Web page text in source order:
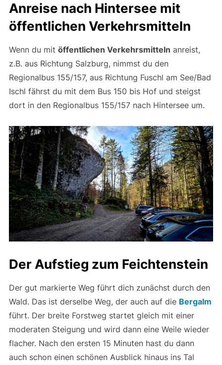
Anreise nach Hintersee mit
öffentlichen Verkehrsmitteln
Wenn du mit öffentlichen Verkehrsmitteln anreist,
z.B. aus Richtung Salzburg, nimmst du den
Regionalbus 155/157, aus Richtung Fuschl am See/Bad
Ischl fährst du mit dem Bus 150 bis Hof und steigst
dort in den Regionalbus 155/157 nach Hintersee um.
Der Aufstieg zum Feichtenstein
Der gut markierte Weg führt dich zunächst durch den
Wald. Das ist derselbe Weg, der auch auf die Bergalm
führt. Der breite Forstweg startet gleich mit einer
moderaten Steigung und wird dann eine Weile wieder
flacher. Nach den ersten 15 Minuten hast du dann
auch schon einen schönen Ausblick hinaus ins Tal